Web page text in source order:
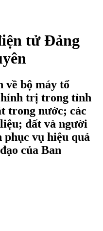
tử Đảng
về bộ máy tổ
trị trong tỉnh
trong nước; các
đất và người
phục vụ hiệu quả
của Ban